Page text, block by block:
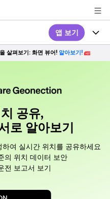
앱 보기
하기
Sign In
살펴보기: 화면 뷰어! 알아보기!
공유,
로 알아보기
여 실시간 위치를 공유하세요
의 위치 데이터 보안
전 보고서 보기